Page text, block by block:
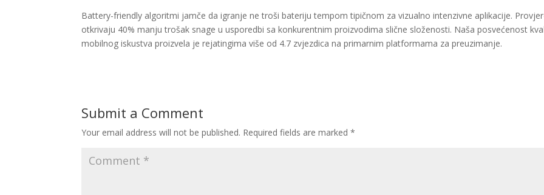
Battery-friendly algoritmi jamče da igranje ne troši bateriju tempom tipičnom za vizualno intenzivne aplikacije.
otkrivaju 40% manju trošak snage u usporedbi sa konkurentnim proizvodima slične složenosti. Naša posvećenost
mobilnog iskustva proizvela je rejatingima više od 4.7 zvjezdica na primarnim platformama za preuzimanje.
Submit a Comment
Your email address will not be published. Required fields are marked*